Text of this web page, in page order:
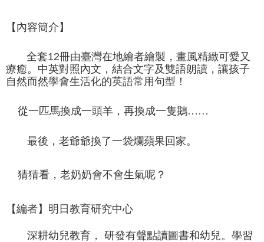
配送毎にNT$60、NT$490以上で送料無料
7-11取貨付款
配送毎にNT$60、NT$490以上で送料無料
配送毎にNT$85、NT$490以上で送料無料
配送毎にNT$85、NT$490以上で送料無料
【內容簡介】
全套12冊由臺灣在地繪者繪製，畫風精緻可愛又
療癒。中英對照內文，結合文字及雙語朗讀，讓孩子
自然而然學會生活化的英語常用句型！
從一匹馬換成一頭羊，再換成一隻鵝……
最後，老爺爺換了一袋爛蘋果回家。
猜猜看，老奶奶會不會生氣呢？
【編者】明日教育研究中心
深耕幼兒教育， 研發有聲點讀圖書和幼兒。學習